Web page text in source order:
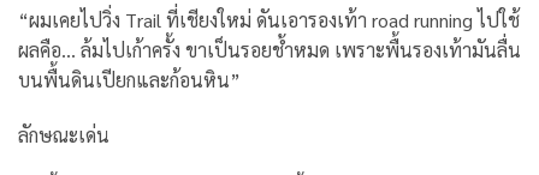
“ผมเคยไปวิ่ง Trail ที่เชียงใหม่ ดันเอารองเท้า road running ไปใช้
ผลคือ… ล้มไปเก้าครั้ง ขาเป็นรอยช้ำหมด เพราะพื้นรองเท้ามันลื่น
บนพื้นดินเปียกและก้อนหิน”
ลักษณะเด่น